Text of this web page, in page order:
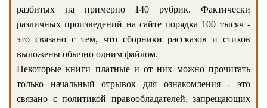
разбитых на примерно 140 рубрик. Фактически
различных произведений на сайте порядка 100 тысяч -
это связано с тем, что сборники рассказов и стихов
выложены обычно одним файлом.
Некоторые книги платные и от них можно прочитать
только начальный отрывок для ознакомления - это
связано с политикой правообладателей, запрещающих